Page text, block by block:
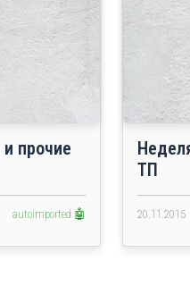
прочие
autoimported 🤖
ТП
20.11.2015